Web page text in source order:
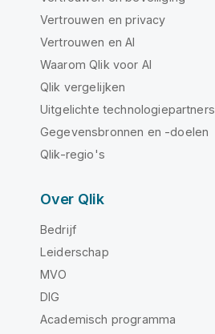
Vertrouwen en privacy
Vertrouwen en AI
Waarom Qlik voor AI
Qlik vergelijken
Uitgelichte technologiepartners
Gegevensbronnen en -doelen
Qlik-regio's
Over Qlik
Bedrijf
Leiderschap
MVO
DIG
Academisch programma